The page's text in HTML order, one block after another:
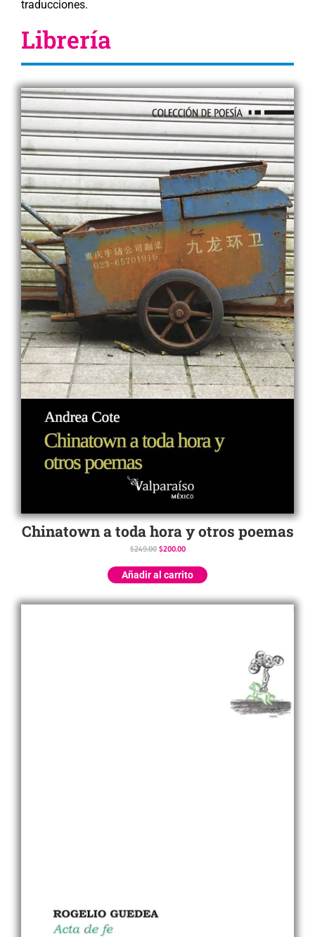
traducciones.
Librería
Chinatown a toda hora y otros poemas
$249.00 $200.00
Añadir al carrito